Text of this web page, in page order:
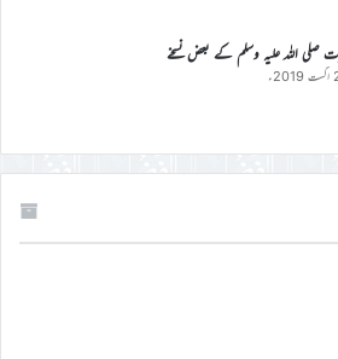
صلی اللہ علیہ وسلم کے بعض نسخے